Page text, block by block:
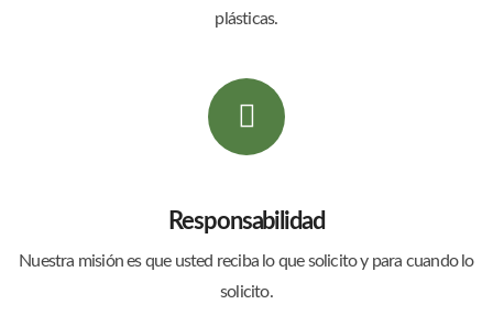
plásticas.
Responsabilidad
Nuestra misión es que usted reciba lo que solicito y para cuando lo
solicito.